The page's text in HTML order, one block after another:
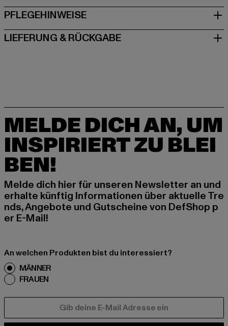
PFLEGEHINWEISE
LIEFERUNG & RÜCKGABE
MELDE DICH AN, UM
INSPIRIERT ZU BLEI
BEN!
Melde dich hier für unseren Newsletter an und
erhalte künftig Informationen über aktuelle Tre
nds, Angebote und Gutscheine von DefShop p
er E-Mail!
An welchen Produkten bist du interessiert?
MÄNNER
FRAUEN